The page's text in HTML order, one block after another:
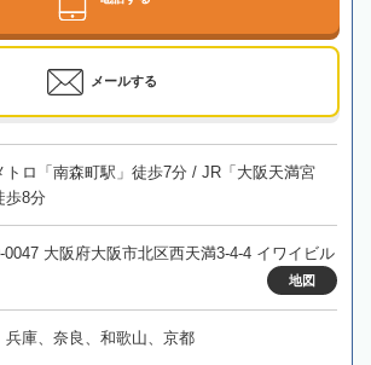
メールする
トロ「南森町駅」徒歩7分 / JR「大阪天満宮
歩8分
0047 大阪府大阪市北区西天満3-4-4 イワイビル
地図
兵庫、奈良、和歌山、京都